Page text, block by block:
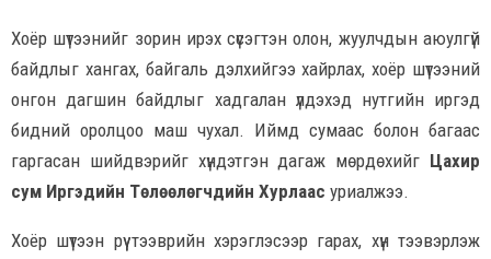
Хоёр шүтээнийг зорин ирэх сүсэгтэн олон, жуулчдын аюулгүй
байдлыг хангах, байгаль дэлхийгээ хайрлах, хоёр шүтээний
онгон дагшин байдлыг хадгалан үлдэхэд нутгийн иргэд
бидний оролцоо маш чухал. Иймд сумаас болон багаас
гаргасан шийдвэрийг хүндэтгэн дагаж мөрдөхийг Цахир
сум Иргэдийн Төлөөлөгчдийн Хурлаас уриалжээ.
Хоёр шүтээн рүү тээврийн хэрэглэсээр гарах, хүн тээвэрлэж